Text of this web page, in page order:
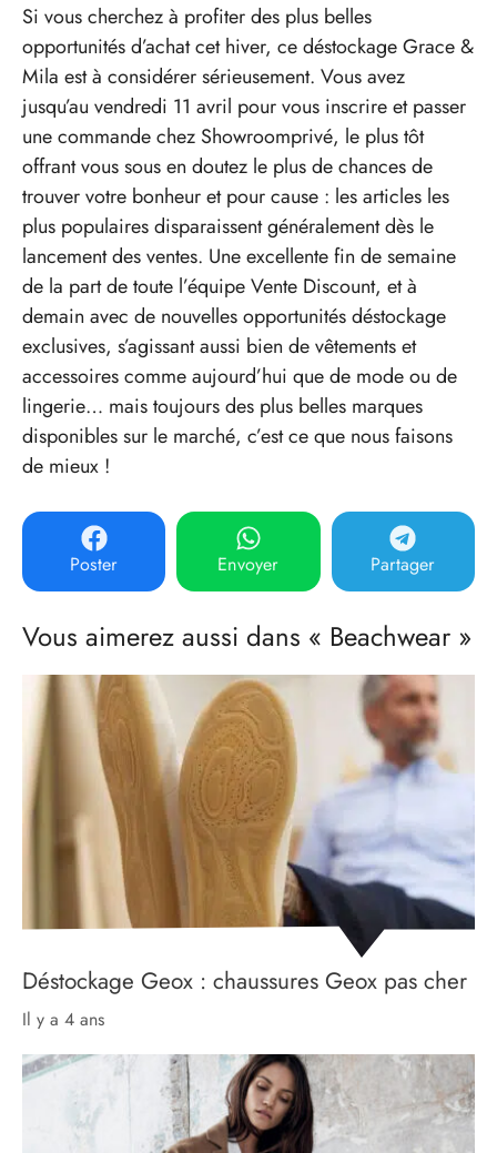
Si vous cherchez à profiter des plus belles
opportunités d’achat cet hiver, ce déstockage Grace &
Mila est à considérer sérieusement. Vous avez
jusqu’au vendredi 11 avril pour vous inscrire et passer
une commande chez Showroomprivé, le plus tôt
offrant vous sous en doutez le plus de chances de
trouver votre bonheur et pour cause : les articles les
plus populaires disparaissent généralement dès le
lancement des ventes. Une excellente fin de semaine
de la part de toute l’équipe Vente Discount, et à
demain avec de nouvelles opportunités déstockage
exclusives, s’agissant aussi bien de vêtements et
accessoires comme aujourd’hui que de mode ou de
lingerie… mais toujours des plus belles marques
disponibles sur le marché, c’est ce que nous faisons
de mieux !
Poster Envoyer Partager
Vous aimerez aussi dans « Beachwear »
Déstockage Geox : chaussures Geox pas cher
il y a 4 ans